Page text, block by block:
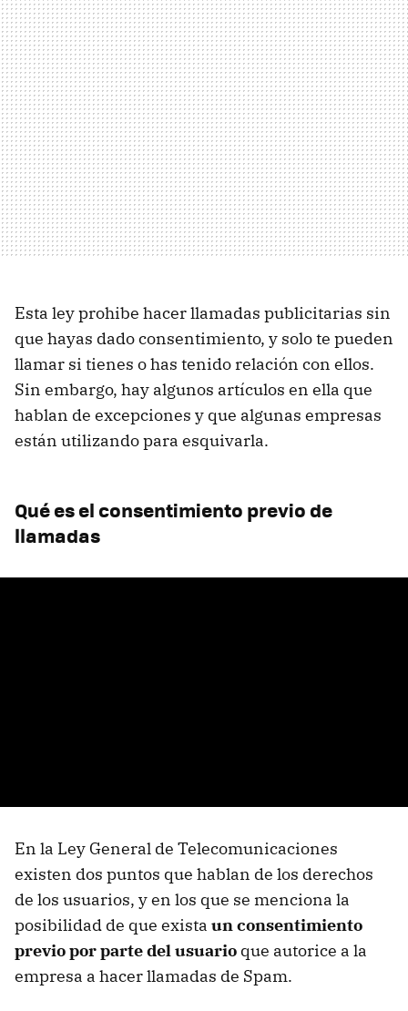
Esta ley prohibe hacer llamadas publicitarias sin
que hayas dado consentimiento, y solo te pueden
llamar si tienes o has tenido relación con ellos.
Sin embargo, hay algunos artículos en ella que
hablan de excepciones y que algunas empresas
están utilizando para esquivarla.
Qué es el consentimiento previo de
llamadas
En la Ley General de Telecomunicaciones
existen dos puntos que hablan de los derechos
de los usuarios, y en los que se menciona la
posibilidad de que exista un consentimiento
previo por parte del usuario que autorice a la
empresa a hacer llamadas de Spam.